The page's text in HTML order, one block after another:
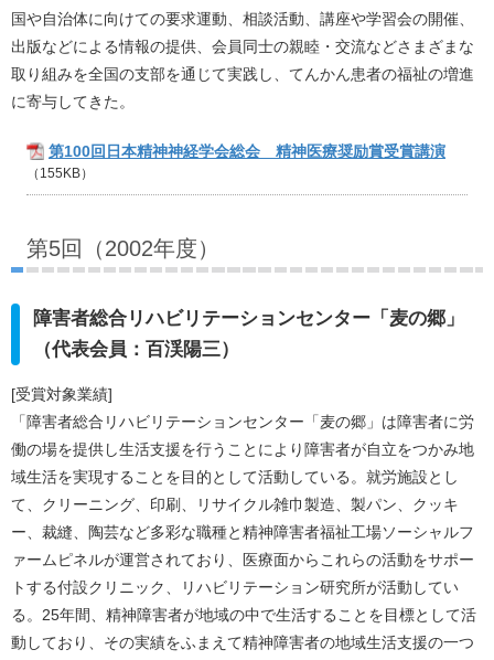
国や自治体に向けての要求運動、相談活動、講座や学習会の開催、
出版などによる情報の提供、会員同士の親睦・交流などさまざまな
取り組みを全国の支部を通じて実践し、てんかん患者の福祉の増進
に寄与してきた。
第100回日本精神神経学会総会 精神医療奨励賞受賞講演
（155KB）
第5回（2002年度）
障害者総合リハビリテーションセンター「麦の郷」
（代表会員：百渓陽三）
[受賞対象業績]
「障害者総合リハビリテーションセンター「麦の郷」は障害者に労
働の場を提供し生活支援を行うことにより障害者が自立をつかみ地
域生活を実現することを目的として活動している。就労施設とし
て、クリーニング、印刷、リサイクル雑巾製造、製パン、クッキ
ー、裁縫、陶芸など多彩な職種と精神障害者福祉工場ソーシャルフ
ァームピネルが運営されており、医療面からこれらの活動をサポー
トする付設クリニック、リハビリテーション研究所が活動してい
る。25年間、精神障害者が地域の中で生活することを目標として活
動しており、その実績をふまえて精神障害者の地域生活支援の一つ